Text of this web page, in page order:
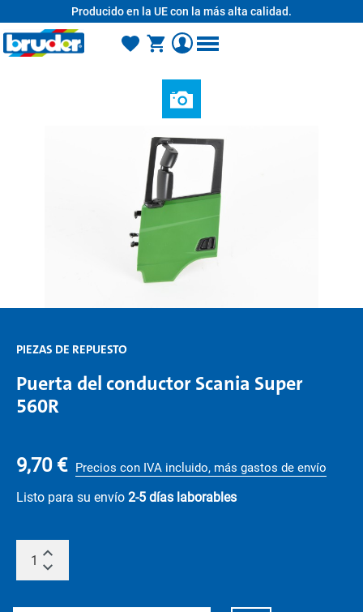
Producido en la UE con la más alta calidad.
PIEZAS DE REPUESTO
Puerta del conductor Scania Super
560R
9,70 € Precios con IVA incluido, más gastos de envío
Listo para su envío 2-5 días laborables